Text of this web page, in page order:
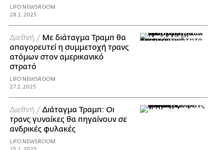
LIFO NEWSROOM
28.1.2025
Διεθνή / Με διάταγμα Τραμπ θα
απαγορευτεί η συμμετοχή τρανς
ατόμων στον αμερικανικό
στρατό
LIFO NEWSROOM
27.1.2025
Διεθνή /Διάταγμα Τραμπ: Οι
τρανς γυναίκες θα πηγαίνουν σε
ανδρικές φυλακές
LIFO NEWSROOM